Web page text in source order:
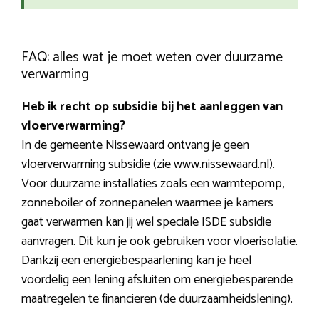
FAQ: alles wat je moet weten over duurzame
verwarming
Heb ik recht op subsidie bij het aanleggen van
vloerverwarming?
In de gemeente Nissewaard ontvang je geen
vloerverwarming subsidie (zie www.nissewaard.nl).
Voor duurzame installaties zoals een warmtepomp,
zonneboiler of zonnepanelen waarmee je kamers
gaat verwarmen kan jij wel speciale ISDE subsidie
aanvragen. Dit kun je ook gebruiken voor vloerisolatie.
Dankzij een energiebespaarlening kan je heel
voordelig een lening afsluiten om energiebesparende
maatregelen te financieren (de duurzaamheidslening).